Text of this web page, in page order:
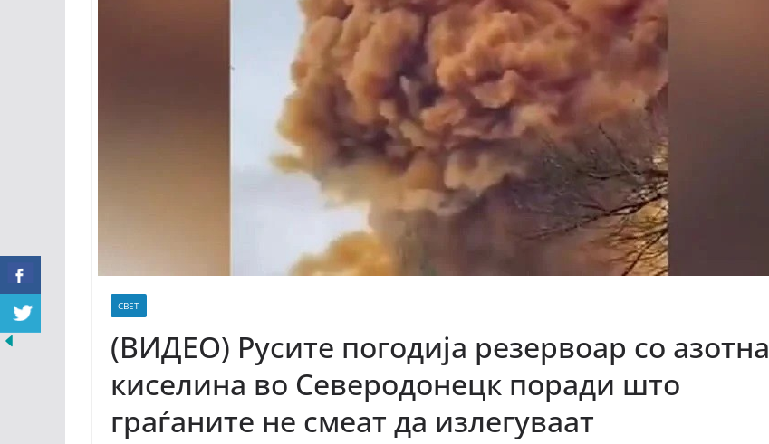
СВЕТ
(ВИДЕО) Русите погодија резервоар со азотна
киселина во Северодонецк поради што
граѓаните не смеат да излегуваат